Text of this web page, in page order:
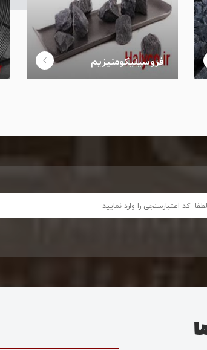
فروسیلیکومنیزیم